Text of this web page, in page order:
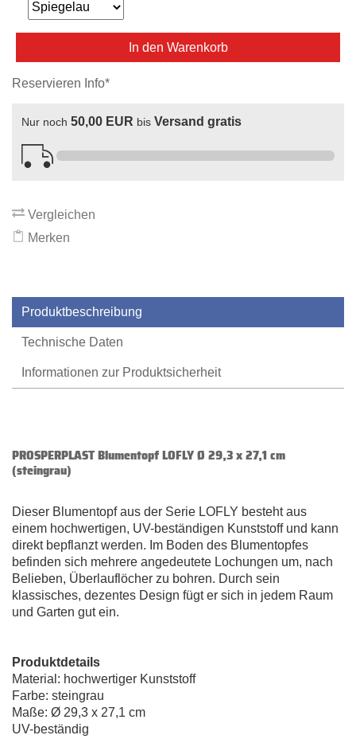
In den Warenkorb
Reservieren Info*
Nur noch 50,00 EUR bis Versand gratis
Vergleichen
Merken
Produktbeschreibung
Technische Daten
Informationen zur Produktsicherheit
PROSPERPLAST Blumentopf LOFLY Ø 29,3 x 27,1 cm
(steingrau)
Dieser Blumentopf aus der Serie LOFLY besteht aus
einem hochwertigen, UV-beständigen Kunststoff und kann
direkt bepflanzt werden. Im Boden des Blumentopfes
befinden sich mehrere angedeutete Lochungen um, nach
Belieben, Überlauflöcher zu bohren. Durch sein
klassisches, dezentes Design fügt er sich in jedem Raum
und Garten gut ein.
Produktdetails
Material: hochwertiger Kunststoff
Farbe: steingrau
Maße: Ø 29,3 x 27,1 cm
UV-beständig